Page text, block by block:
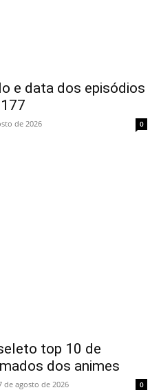
e data dos episódios
de 2026 0
top 10 de
dos animes
de agosto de 2026 0